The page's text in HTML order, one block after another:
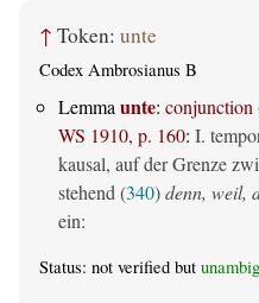
↑ Token: unte
Codex Ambrosianus B
Lemma unte: conjunction
WS 1910, p. 160: I.
kausal, auf der Grenze
stehend (340)denn, weil,
ein:
Status: not verified but